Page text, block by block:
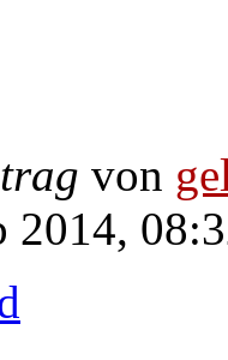
von
2014,